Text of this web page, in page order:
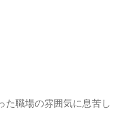
た職場の雰囲気に息苦し